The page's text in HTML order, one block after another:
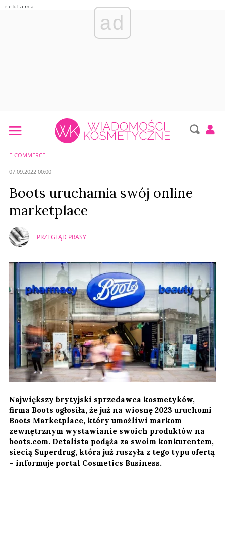
ad
E-COMMERCE
07.09.2022 00:00
Boots uruchamia swój online
marketplace
PRZEGLĄD PRASY
Największy brytyjski sprzedawca kosmetyków,
firma Boots ogłosiła, że już na wiosnę 2023 uruchomi
Boots Marketplace, który umożliwi markom
zewnętrznym wystawianie swoich produktów na
boots.com. Detalista podąża za swoim konkurentem,
siecią Superdrug, która już ruszyła z tego typu ofertą
– informuje portal Cosmetics Business.